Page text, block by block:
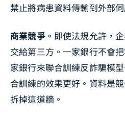
禁止將病患資料傳輸到外部伺
商業競爭。 即使法規允許，
交給第三方。一家銀行不會
家銀行來聯合訓練反詐騙模
合訓練的效果更好。資料是
拆掉這道牆。